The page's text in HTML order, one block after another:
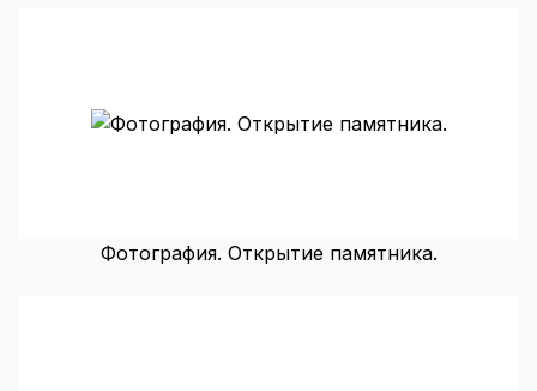
Фотография. Открытие памятника.